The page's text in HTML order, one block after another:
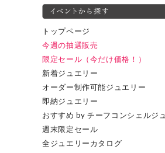
トップページ
今週の抽選販売
限定セール（今だけ価格！）
新着ジュエリー
オーダー制作可能ジュエリー
即納ジュエリー
おすすめ by チーフコンシェルジュ
週末限定セール
全ジュエリーカタログ